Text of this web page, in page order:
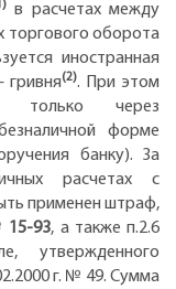
в расчетах между
торгового оборота
иностранная
гривня(2). При этом
только через
форме
банку). За
расчетах с
применен штраф,
15-93, а также п.2.6
утвержденного
г. № 49. Сумма